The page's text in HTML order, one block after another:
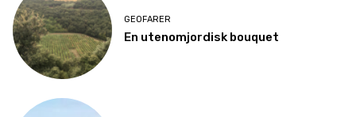
GEOFARER
En utenomjordisk bouquet